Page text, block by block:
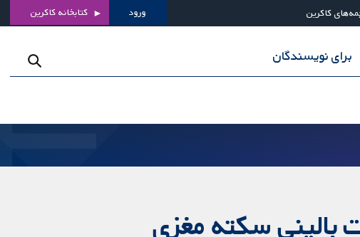
کاکرین ورود کتابخانه کاکرین
برای نویسندگان
بالینی سکته مغزی